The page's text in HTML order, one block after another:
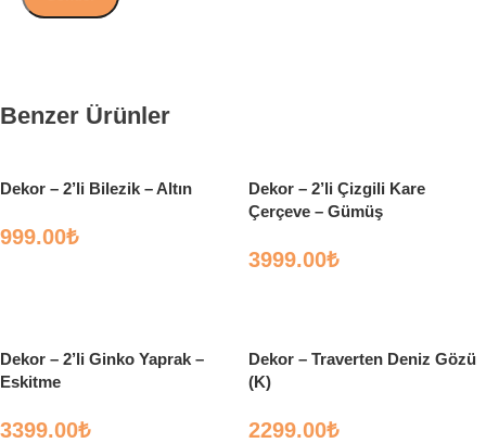
Benzer Ürünler
Dekor – 2’li Bilezik – Altın
999.00₺
Dekor – 2’li Çizgili Kare
Çerçeve – Gümüş
3999.00₺
Dekor – 2’li Ginko Yaprak –
Eskitme
3399.00₺
Dekor – Traverten Deniz Gözü
(K)
2299.00₺